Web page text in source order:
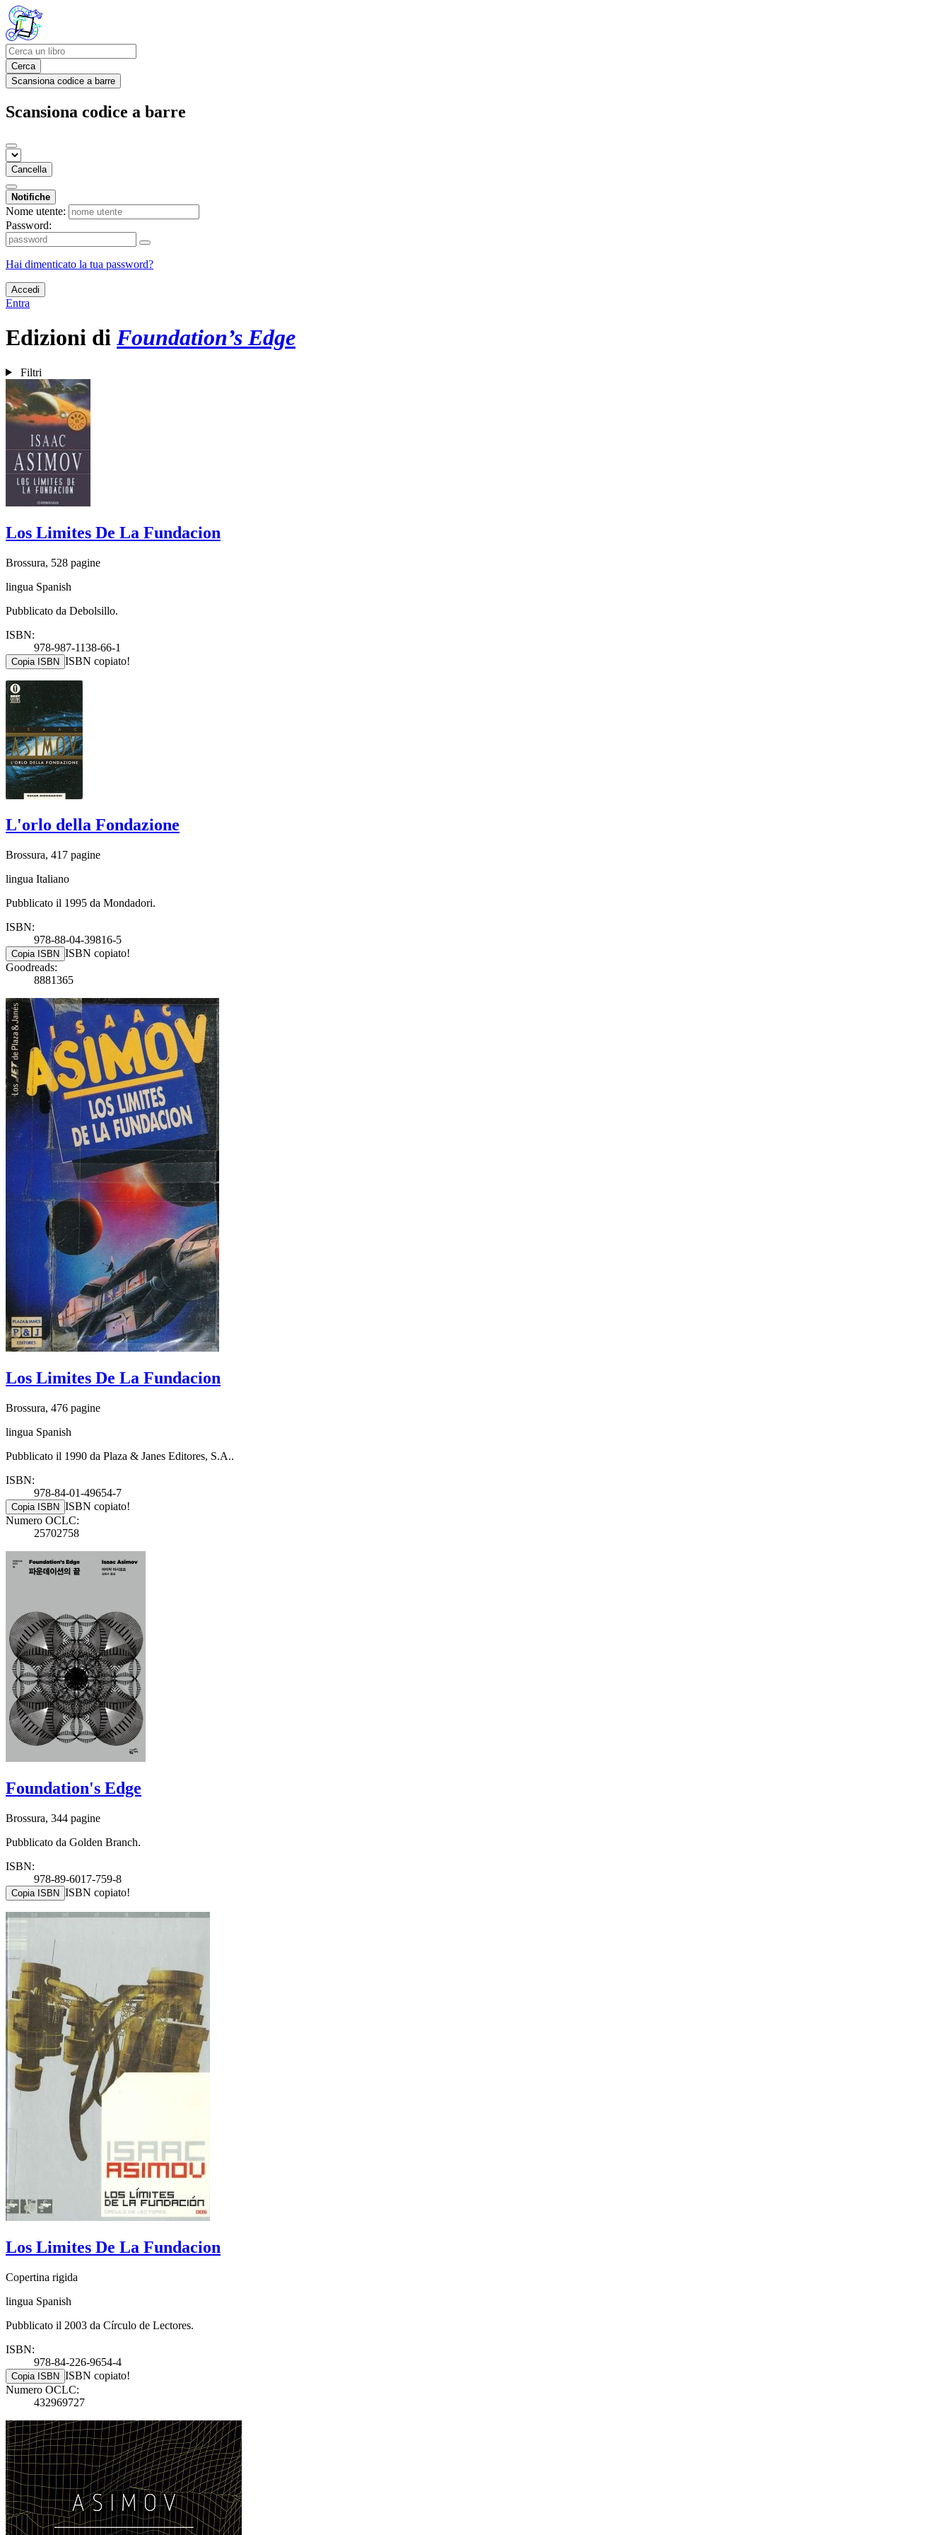
Cerca
Scansiona codice a barre
Scansiona codice a barre
Cancella
Notifiche
Nome utente:
Password:
Hai dimenticato la tua password?
Accedi
Entra
Edizioni di Foundation’s Edge
Filtri
Los Limites De La Fundacion
Brossura, 528 pagine
lingua Spanish
Pubblicato da Debolsillo.
ISBN:
978-987-1138-66-1
Copia ISBN ISBN copiato!
L'orlo della Fondazione
Brossura, 417 pagine
lingua Italiano
Pubblicato il 1995 da Mondadori.
ISBN:
978-88-04-39816-5
Copia ISBN ISBN copiato!
Goodreads:
8881365
Los Limites De La Fundacion
Brossura, 476 pagine
lingua Spanish
Pubblicato il 1990 da Plaza & Janes Editores, S.A..
ISBN:
978-84-01-49654-7
Copia ISBN ISBN copiato!
Numero OCLC:
25702758
Foundation's Edge
Brossura, 344 pagine
Pubblicato da Golden Branch.
ISBN:
978-89-6017-759-8
Copia ISBN ISBN copiato!
Los Limites De La Fundacion
Copertina rigida
lingua Spanish
Pubblicato il 2003 da Círculo de Lectores.
ISBN:
978-84-226-9654-4
Copia ISBN ISBN copiato!
Numero OCLC:
432969727